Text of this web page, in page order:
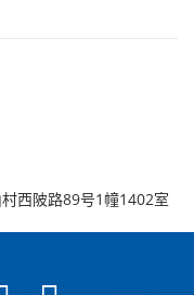
西陂路89号1幢1402室